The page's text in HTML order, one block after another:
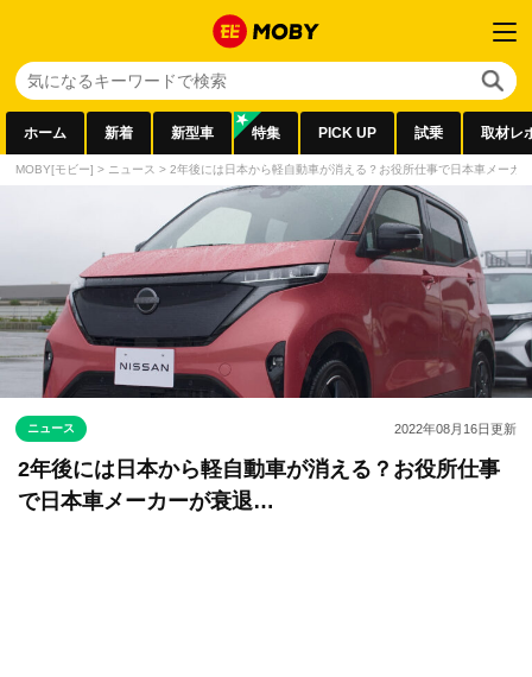
ホーム 新着 新型車 特集 PICK UP 試乗 取材レ
MOBY[モビー] > ニュース > 2年後には日本から軽自動車が消える？お役所仕事で日本車メーカ
ニュース 2022年08月16日更新
2年後には日本から軽自動車が消える？お役所仕事
で日本車メーカーが衰退…